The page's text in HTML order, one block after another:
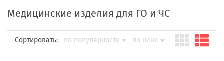
Медицинские изделия для ГО и ЧС
Сортировать: по популярности по цене